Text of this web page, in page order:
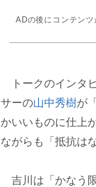
ADの後にコンテンツ
トークのインタ
サーの山中秀樹が
かいいものに仕上
ながらも「抵抗は
吉川は「かなう